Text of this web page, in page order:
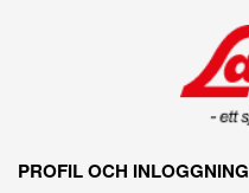
PROFIL OCH INLOGGNING